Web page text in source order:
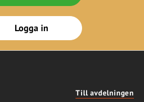
Logga in
Till avdelningen